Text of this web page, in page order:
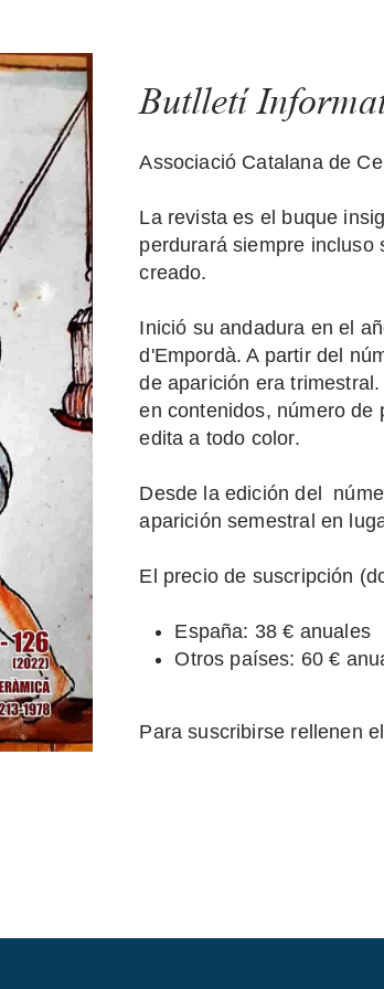
Butlletí
Associació Catalana de
La revista es el buque
perdurará siempre incluso
creado.
Inició su andadura en el
d'Empordà. A partir del
de aparición era
en contenidos, número de
edita a todo color.
Desde la edición del
aparición semestral en
El precio de suscripción
España: 38 € anuales
Otros países: 60 €
Para suscribirse rellenen